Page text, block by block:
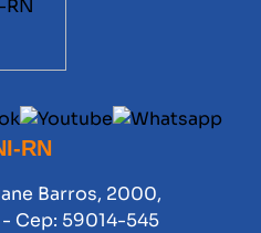
RN
Barros, 2000,
Cep: 59014-545